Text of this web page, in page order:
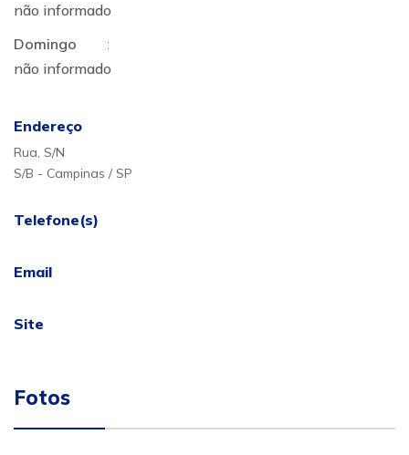
não informado
Domingo
:
não informado
Endereço
Rua, S/N
S/B - Campinas / SP
Telefone(s)
Email
Site
Fotos